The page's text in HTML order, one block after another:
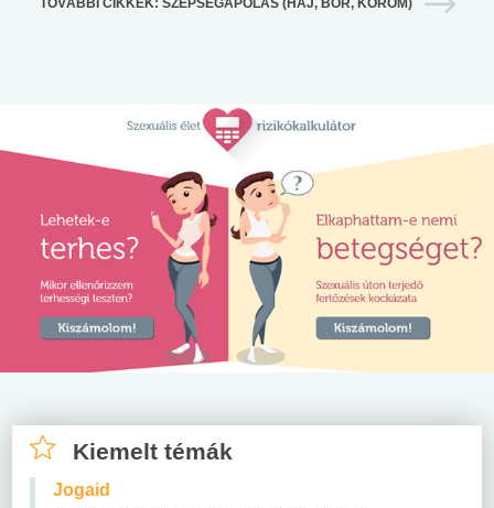
TOVÁBBI CIKKEK: SZÉPSÉGÁPOLÁS (HAJ, BŐR, KÖRÖM)
Kiemelt témák
Jogaid